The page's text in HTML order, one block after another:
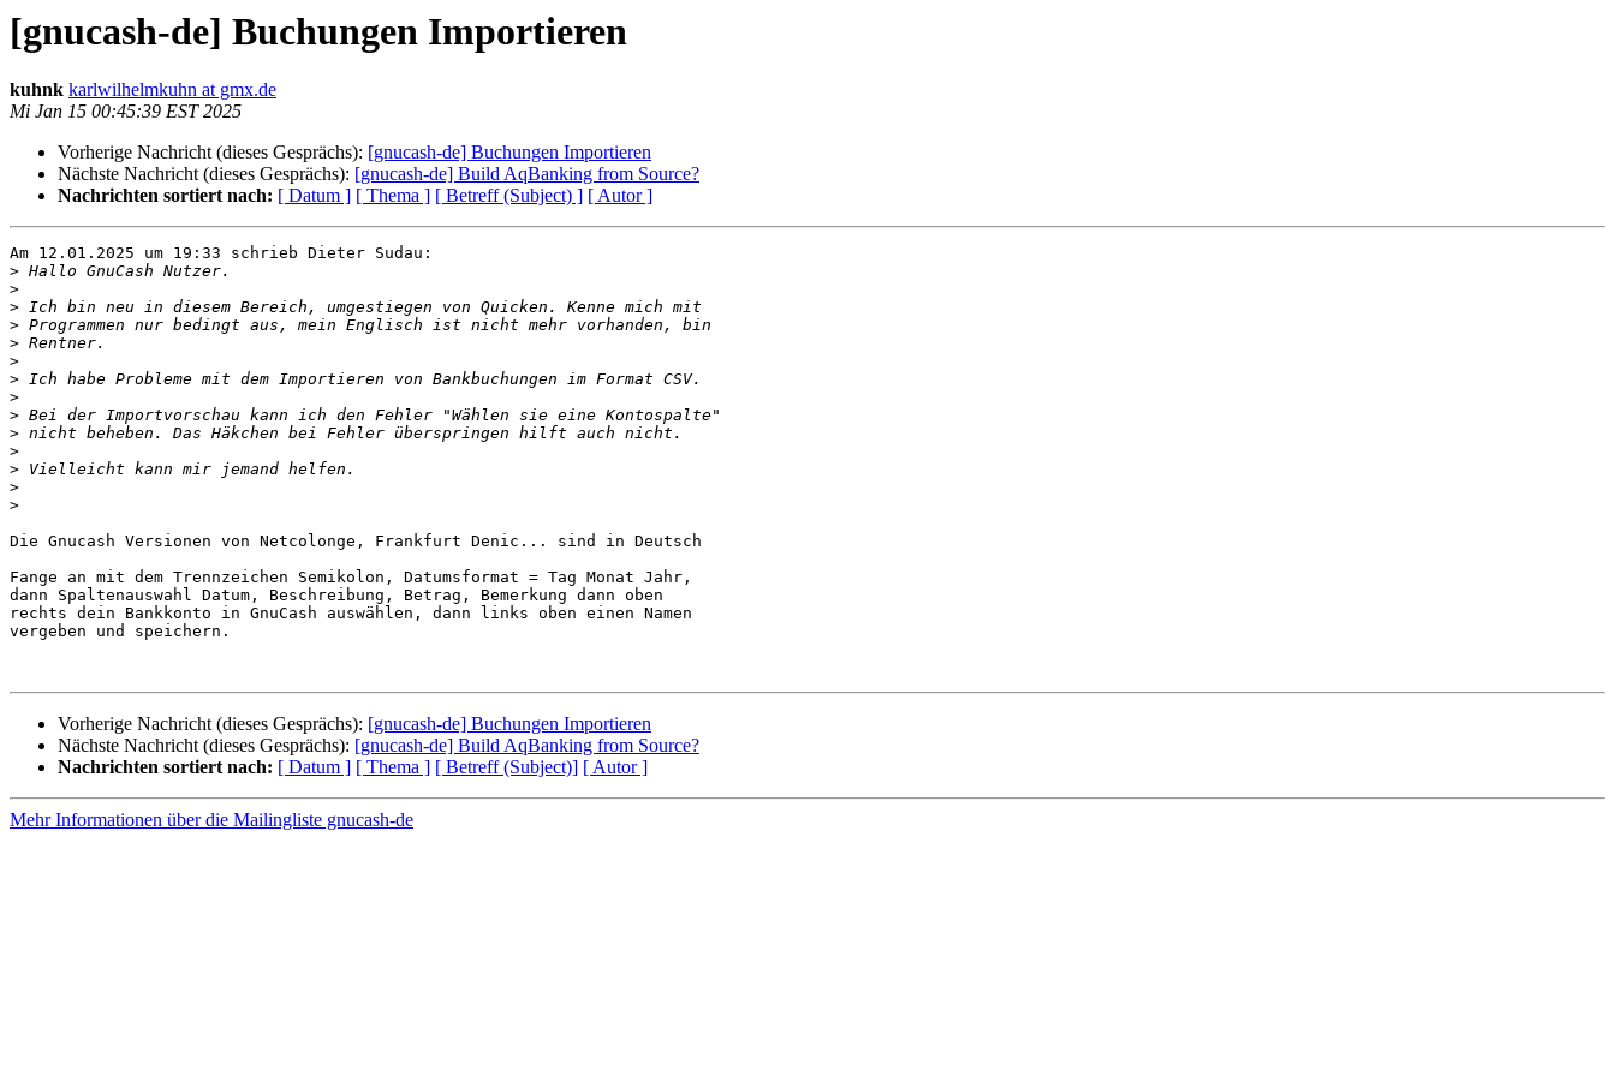
[gnucash-de] Buchungen Importieren
kuhnk karlwilhelmkuhn at gmx.de
Mi Jan 15 00:45:39 EST 2025
Vorherige Nachricht (dieses Gesprächs): [gnucash-de] Buchungen Importieren
Nächste Nachricht (dieses Gesprächs): [gnucash-de] Build AqBanking from Source?
Nachrichten sortiert nach: [ Datum ] [ Thema ] [ Betreff (Subject) ] [ Autor ]
Am 12.01.2025 um 19:33 schrieb Dieter Sudau:
>
>
>
>
>
>
>
>
>
>
>
>
>
>
Die Gnucash Versionen von Netcolonge, Frankfurt Denic... sind in Deutsch
Fange an mit dem Trennzeichen Semikolon, Datumsformat = Tag Monat Jahr,
dann Spaltenauswahl Datum, Beschreibung, Betrag, Bemerkung dann oben
rechts dein Bankkonto in GnuCash auswählen, dann links oben einen Namen
vergeben und speichern.
Vorherige Nachricht (dieses Gesprächs): [gnucash-de] Buchungen Importieren
Nächste Nachricht (dieses Gesprächs): [gnucash-de] Build AqBanking from Source?
Nachrichten sortiert nach: [ Datum ] [ Thema ] [ Betreff (Subject)] [ Autor ]
Mehr Informationen über die Mailingliste gnucash-de